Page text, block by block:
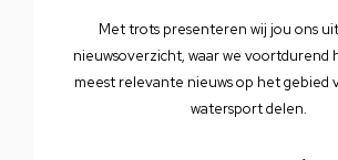
Met trots presenteren wij jou ons
nieuwsoverzicht, waar we voortdurend
meest relevante nieuws op het gebied
watersport delen.